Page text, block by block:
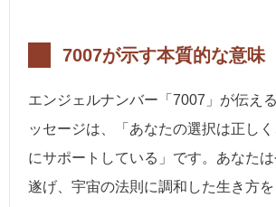
7007が示す本質的な意味
エンジェルナンバー「7007」が伝え
ッセージは、「あなたの選択は正し
にサポートしている」です。あなた
遂げ、宇宙の法則に調和した生き方